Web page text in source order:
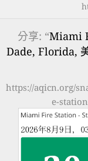
分享: “Miami
Dade, Florida,
https://aqicn.org/
e-